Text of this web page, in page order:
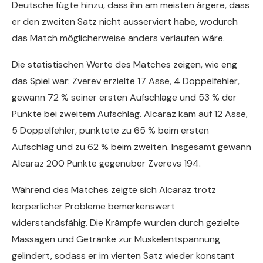
Deutsche fügte hinzu, dass ihn am meisten ärgere, dass
er den zweiten Satz nicht ausserviert habe, wodurch
das Match möglicherweise anders verlaufen wäre.
Die statistischen Werte des Matches zeigen, wie eng
das Spiel war: Zverev erzielte 17 Asse, 4 Doppelfehler,
gewann 72 % seiner ersten Aufschläge und 53 % der
Punkte bei zweitem Aufschlag. Alcaraz kam auf 12 Asse,
5 Doppelfehler, punktete zu 65 % beim ersten
Aufschlag und zu 62 % beim zweiten. Insgesamt gewann
Alcaraz 200 Punkte gegenüber Zverevs 194.
Während des Matches zeigte sich Alcaraz trotz
körperlicher Probleme bemerkenswert
widerstandsfähig. Die Krämpfe wurden durch gezielte
Massagen und Getränke zur Muskelentspannung
gelindert, sodass er im vierten Satz wieder konstant